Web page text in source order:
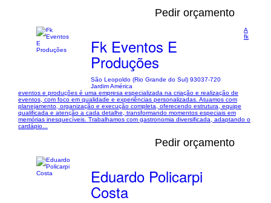
Pedir orçamento
Fk Eventos E
Produções
São Leopoldo (Rio Grande do Sul) 93037-720
Jardim América
A
fk
eventos e produções é uma empresa especializada na criação e realização de
eventos, com foco em qualidade e experiências personalizadas. Atuamos com
planejamento, organização e execução completa, oferecendo estrutura, equipe
qualificada e atenção a cada detalhe, transformando momentos especiais em
memórias inesquecíveis. Trabalhamos com gastronomia diversificada, adaptando o
cardápio...
Pedir orçamento
Eduardo Policarpi
Costa